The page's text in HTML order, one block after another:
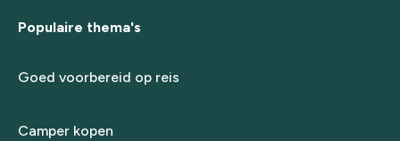
Populaire thema's
Goed voorbereid op reis
Camper kopen